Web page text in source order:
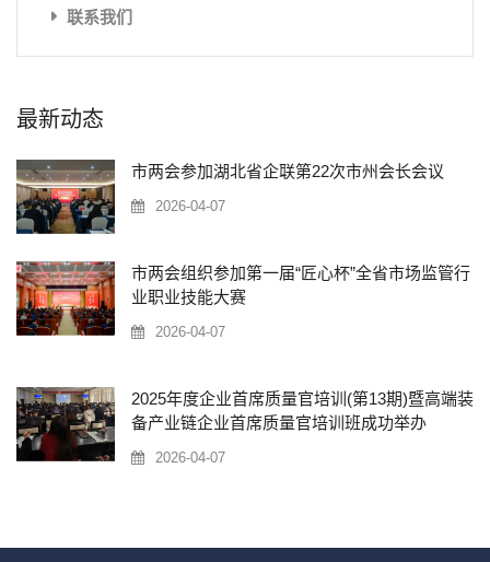
联系我们
最新动态
市两会参加湖北省企联第22次市州会长会议
2026-04-07
市两会组织参加第一届“匠心杯”全省市场监管行
业职业技能大赛
2026-04-07
2025年度企业首席质量官培训(第13期)暨高端装
备产业链企业首席质量官培训班成功举办
2026-04-07